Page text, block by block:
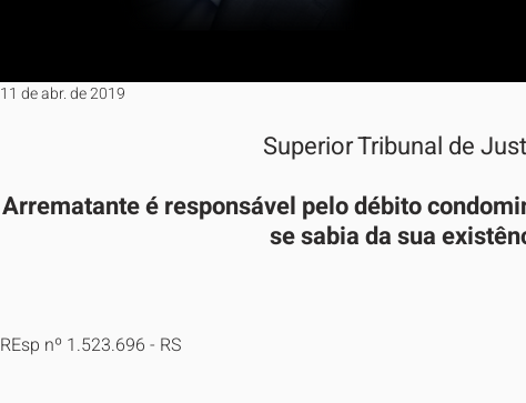
11 de abr. de 2019
Superior Tribunal de
Arrematante é responsável pelo débito
se sabia da sua
REsp nº 1.523.696 - RS